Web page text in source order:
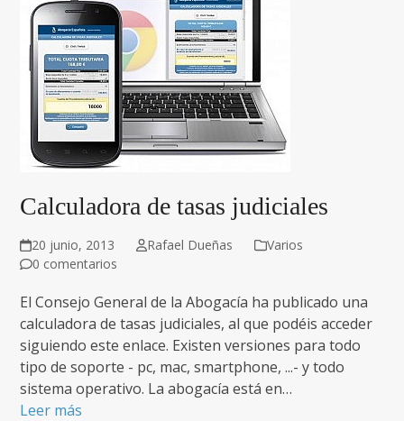
Calculadora de tasas judiciales
20 junio, 2013 Rafael Dueñas
Varios
0 comentarios
El Consejo General de la Abogacía ha publicado una
calculadora de tasas judiciales, al que podéis acceder
siguiendo este enlace. Existen versiones para todo
tipo de soporte - pc, mac, smartphone, ...- y todo
sistema operativo. La abogacía está en…
Leer más